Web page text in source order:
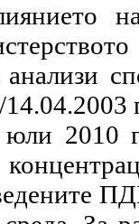
анализи
2010